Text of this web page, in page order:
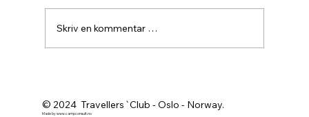
Skriv en kommentar …
© 2024 Travellers`Club - Oslo - Norway.
Made bywww.campconsult.no